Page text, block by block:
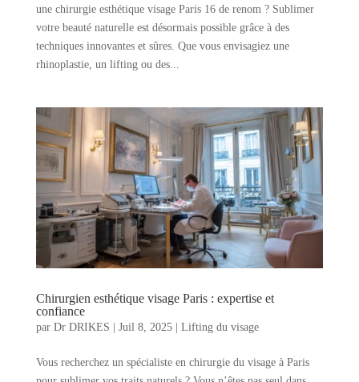
une chirurgie esthétique visage Paris 16 de renom ? Sublimer
votre beauté naturelle est désormais possible grâce à des
techniques innovantes et sûres. Que vous envisagiez une
rhinoplastie, un lifting ou des...
Chirurgien esthétique visage Paris : expertise et
confiance
par Dr DRIKES Juil 8, 2025| Lifting du visage
Vous recherchez un spécialiste en chirurgie du visage à Paris